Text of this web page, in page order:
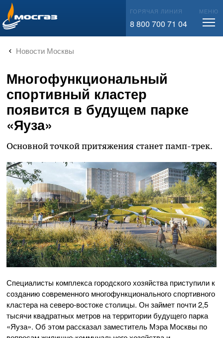
info@mos-gaz.ru ГОРЯЧАЯ ЛИНИЯ
8 800 700 71 04
МЕНЮ
Новости Москвы
Многофункциональный
спортивный кластер
появится в будущем парке
«Яуза»
Основной точкой притяжения станет памп-трек.
Специалисты комплекса городского хозяйства приступили к
созданию современного многофункционального спортивного
кластера на северо-востоке столицы. Он займет почти 2,5
тысячи квадратных метров на территории будущего парка
«Яуза». Об этом рассказал заместитель Мэра Москвы по